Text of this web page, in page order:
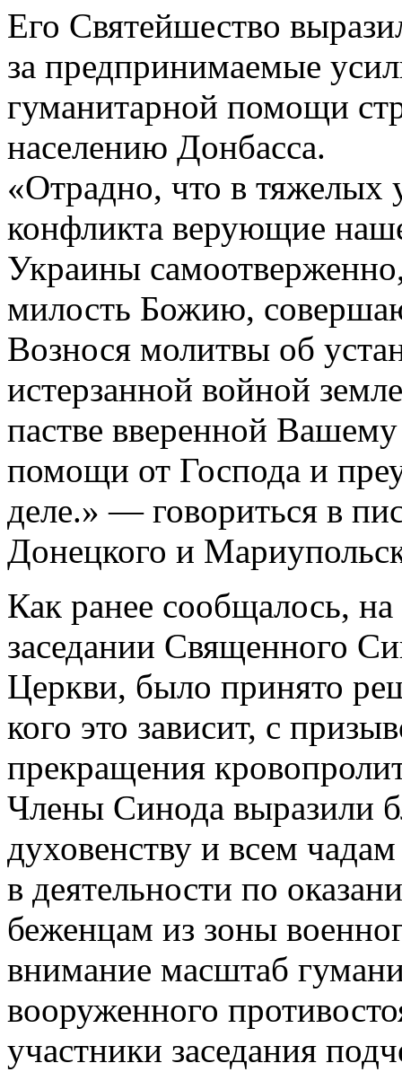
Его Святейшество
за предпринимаемые
гуманитарной помощи
населению Донбасса.
«Отрадно, что в тяжелых
конфликта верующие
Украины
милость Божию,
Вознося молитвы об
истерзанной войной
пастве вверенной
помощи от Господа и
деле.» — говориться в
Донецкого и
Как ранее сообщалось,
заседании Священного
Церкви, было принято
кого это зависит, с
прекращения
Члены Синода выразили
духовенству и всем
в деятельности по
беженцам из зоны
внимание масштаб
вооруженного
участники заседания